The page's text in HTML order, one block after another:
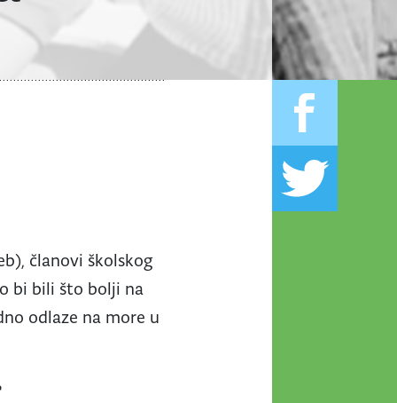
članovi školskog
bi bili što bolji na
odlaze na more u